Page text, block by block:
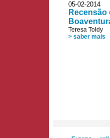
05-02-2014
Teresa Toldy
> saber mais